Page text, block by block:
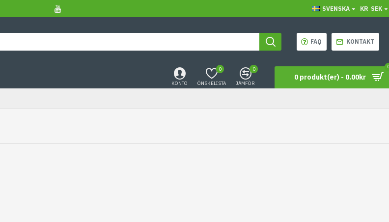
SVENSKA KR SEK
FAQ KONTAKT
KONTO ÖNSKELISTA
0
JÄMFÖR
0
0 produkt(er) - 0.00kr